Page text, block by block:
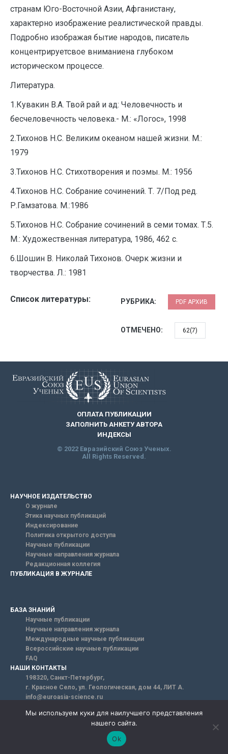
странам Юго-Восточной Азии, Афганистану,
характерно изображение реалистической правды.
Подробно изображая бытие народов, писатель
концентрируетсвое вниманиена глубоком
историческом процессе.
Литература.
1.Кувакин В.А. Твой рай и ад: Человечность и
бесчеловечность человека.- М.: «Логос», 1998
2.Тихонов Н.С. Великим океаном нашей жизни. М.:
1979
3.Тихонов Н.С. Стихотворения и поэмы. М.: 1956
4.Тихонов Н.С. Собрание сочинений. Т. 7/Под ред.
Р.Гамзатова. М.:1986
5.Тихонов Н.С. Собрание сочинений в семи томах. Т.5.
М.: Художественная литература, 1986, 462 с.
6.Шошин В. Николай Тихонов. Очерк жизни и
творчества. Л.: 1981
Список литературы: РУБРИКА: PDF АРХИВ
ОТМЕЧЕНО: 62(7)
ОПЛАТА ПУБЛИКАЦИИ
ЗАПОЛНИТЬ АНКЕТУ АВТОРА
ИНДЕКСЫ
© 2022 Евразийский Союз Ученых.
All Rights Reserved.
НАУЧНОЕ ИЗДАТЕЛЬСТВО
О журнале
Этика научных публикаций
Индексирование
Политика открытого доступа
Научные публикации
Научные направления журнала
Редакционная коллегия
ПУБЛИКАЦИЯ В ЖУРНАЛЕ
БАЗА ЗНАНИЙ
Научные публикации
Научные направления журнала
Международные научные публикации
Всероссийские научные публикации
FAQ
НАШИ КОНТАКТЫ
198320, Санкт-Петербург,
г. Красное Село, ул. Геологическая, дом 44, ЛИТ А.
info@euroasia-science.ru
Email*
Мы используем куки для наилучшего представления
нашего сайта.
Ok